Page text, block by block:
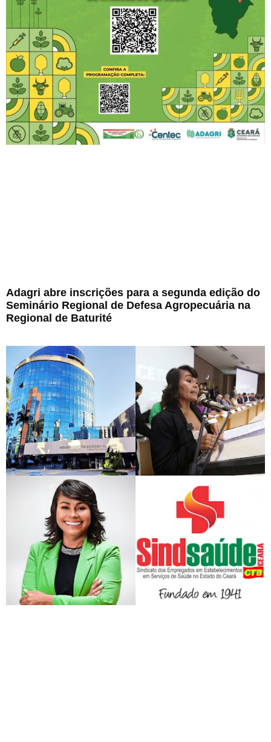
Adagri abre inscrições para a segunda edição do
Seminário Regional de Defesa Agropecuária na
Regional de Baturité